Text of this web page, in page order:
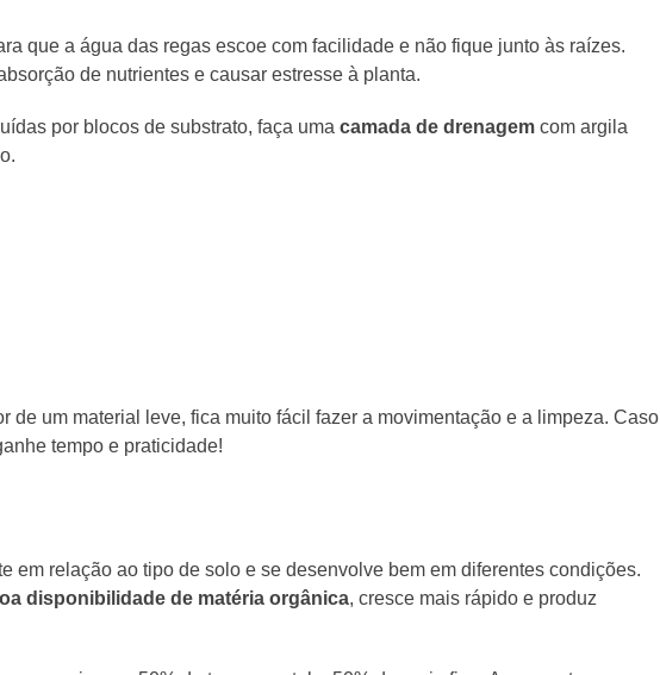
que a água das regas escoe com facilidade e não fique junto às raízes.
de nutrientes e causar estresse à planta.
por blocos de substrato, faça umacamada de drenagemcom argila
de um material leve, fica muito fácil fazer a movimentação e a limpeza. Caso
tempo e praticidade!
em relação ao tipo de solo e se desenvolve bem em diferentes condições.
disponibilidade de matéria orgânica, cresce mais rápido e produz